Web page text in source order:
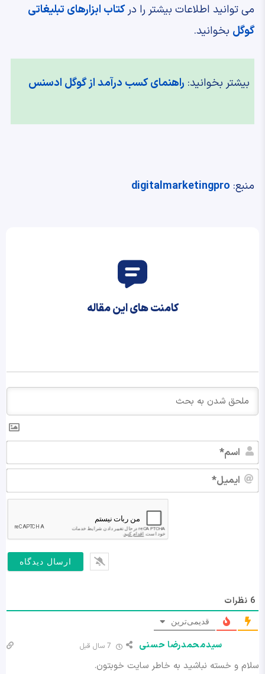
می توانید اطلاعات بیشتر را درکتاب ابزارهای تبلیغاتی
گوگلبخوانید.
بیشتر بخوانید: راهنمای کسب درآمد از گوگل ادسنس
منبع: digitalmarketingpro
کامنت های این مقاله
6نظرات
قدیمی‌ترین
سیدمحمدرضا حسنی
سلام و خسته نباشید به خاطر سایت خوبتون.